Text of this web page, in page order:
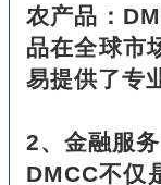
农产品：
品在全球市
易提供了专
2、金融服务
DMCC不仅